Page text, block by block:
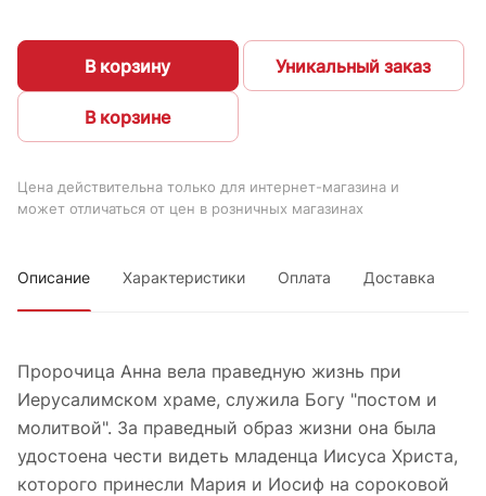
В корзину
В корзине
Уникальный заказ
Цена действительна только для интернет-магазина и
может отличаться от цен в розничных магазинах
Описание Характеристики Оплата Доставка
Пророчица Анна вела праведную жизнь при
Иерусалимском храме, служила Богу "постом и
молитвой". За праведный образ жизни она была
удостоена чести видеть младенца Иисуса Христа,
которого принесли Мария и Иосиф на сороковой